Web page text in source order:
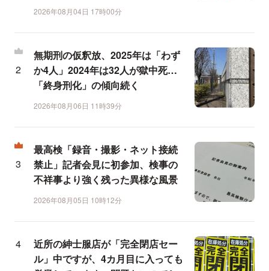
2026年08月04日 17時00分
無期刑の仮釈放、2025年は「わず
か4人」2024年は32人が獄中死…
「終身刑化」の傾向続く
2026年08月06日 11時39分
最高検「録音・撮影・ネット接続
禁止」記者会見に初参加、検事の
不祥事より強く残った異様な風景
2026年08月05日 10時12分
近所の紳士服店が「完全閉店セー
ル」中ですが、4カ月目に入っても